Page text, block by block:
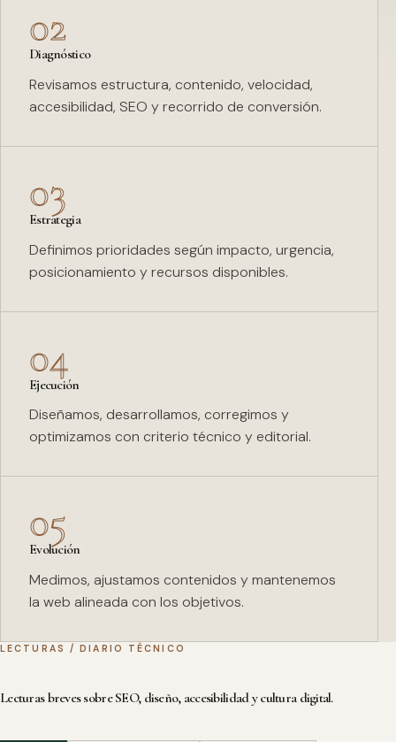
02
Diagnóstico
Revisamos estructura, contenido, velocidad,
accesibilidad, SEO y recorrido de conversión.
03
Estrategia
Definimos prioridades según impacto, urgencia,
posicionamiento y recursos disponibles.
04
Ejecución
Diseñamos, desarrollamos, corregimos y
optimizamos con criterio técnico y editorial.
05
Evolución
Medimos, ajustamos contenidos y mantenemos
la web alineada con los objetivos.
LECTURAS / DIARIO TÉCNICO
Lecturas breves sobre SEO, diseño, accesibilidad y cultura digital.